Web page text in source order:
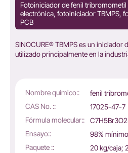
Fotoiniciador de fenil tribromometil
electrónica, fotoiniciador TBMPS,
PCB
SINOCURE® TBMPS es un iniciador
utilizado principalmente en la
Nombre químico::
fenil
CAS No. ::
17025-47-7
Fórmula molecular::
Ensayo::
98% mínimo
Paquete ::
20 kg/caja;